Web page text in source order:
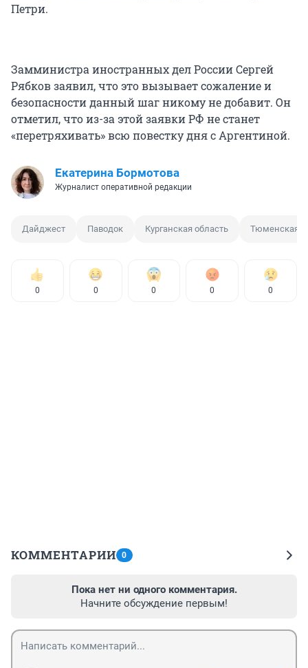
Петри.
Замминистра иностранных дел России Сергей
Рябков заявил, что это вызывает сожаление и
безопасности данный шаг никому не добавит. Он
отметил, что из-за этой заявки РФ не станет
«перетряхивать» всю повестку дня с Аргентиной.
Екатерина Бормотова
Журналист оперативной редакции
Дайджест Паводок Курганская область Тюменская
0 0 0 0 0
КОММЕНТАРИИ 0
Пока нет ни одного комментария.
Начните обсуждение первым!